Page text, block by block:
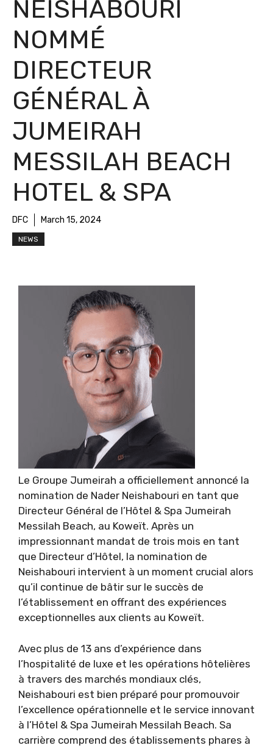
NEISHABOURI
NOMMÉ
DIRECTEUR
GÉNÉRAL À
JUMEIRAH
MESSILAH BEACH
HOTEL & SPA
DFC March 15, 2024
NEWS
Le Groupe Jumeirah a officiellement annoncé la
nomination de Nader Neishabouri en tant que
Directeur Général de l’Hôtel & Spa Jumeirah
Messilah Beach, au Koweït. Après un
impressionnant mandat de trois mois en tant
que Directeur d’Hôtel, la nomination de
Neishabouri intervient à un moment crucial alors
qu’il continue de bâtir sur le succès de
l’établissement en offrant des expériences
exceptionnelles aux clients au Koweït.
Avec plus de 13 ans d’expérience dans
l’hospitalité de luxe et les opérations hôtelières
à travers des marchés mondiaux clés,
Neishabouri est bien préparé pour promouvoir
l’excellence opérationnelle et le service innovant
à l’Hôtel & Spa Jumeirah Messilah Beach. Sa
carrière comprend des établissements phares à